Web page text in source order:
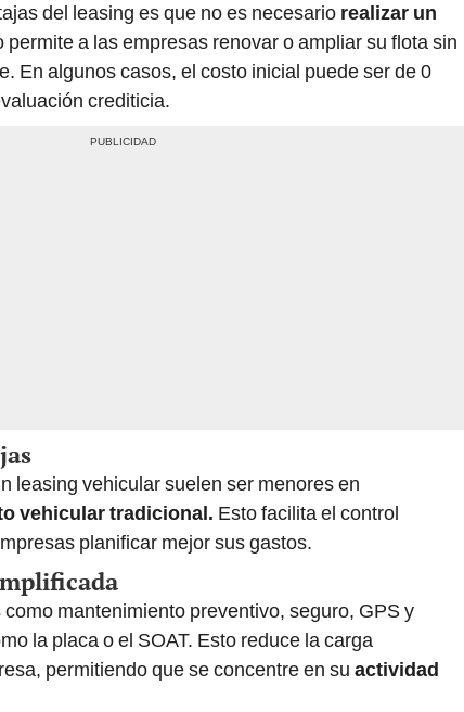
del leasing es que no es necesario realizar un
permite a las empresas renovar o ampliar su flota sin
En algunos casos, el costo inicial puede ser de 0
crediticia.
leasing vehicular suelen ser menores en
vehicular tradicional. Esto facilita el control
planificar mejor sus gastos.
mantenimiento preventivo, seguro, GPS y
la placa o el SOAT. Esto reduce la carga
permitiendo que se concentre en su actividad